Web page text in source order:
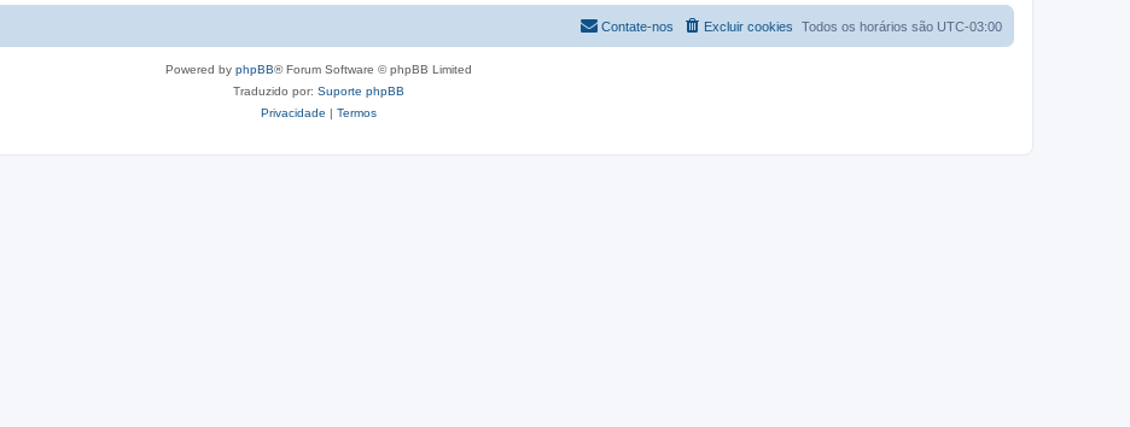
Todos os horários são UTC-03:00
Excluir cookies
Contate-nos
Powered by phpBB® Forum Software © phpBB Limited
Traduzido por: Suporte phpBB
Privacidade | Termos